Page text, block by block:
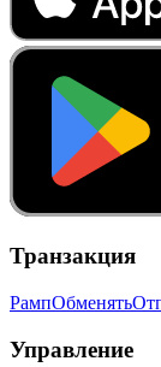
Транзакция
РампОбменять
Управление